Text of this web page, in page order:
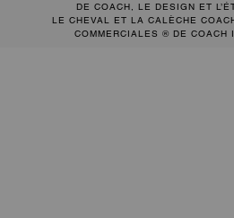
DE COACH, LE DESIGN ET
LE CHEVAL ET LA CALÈCHE
COMMERCIALES ® DE COACH